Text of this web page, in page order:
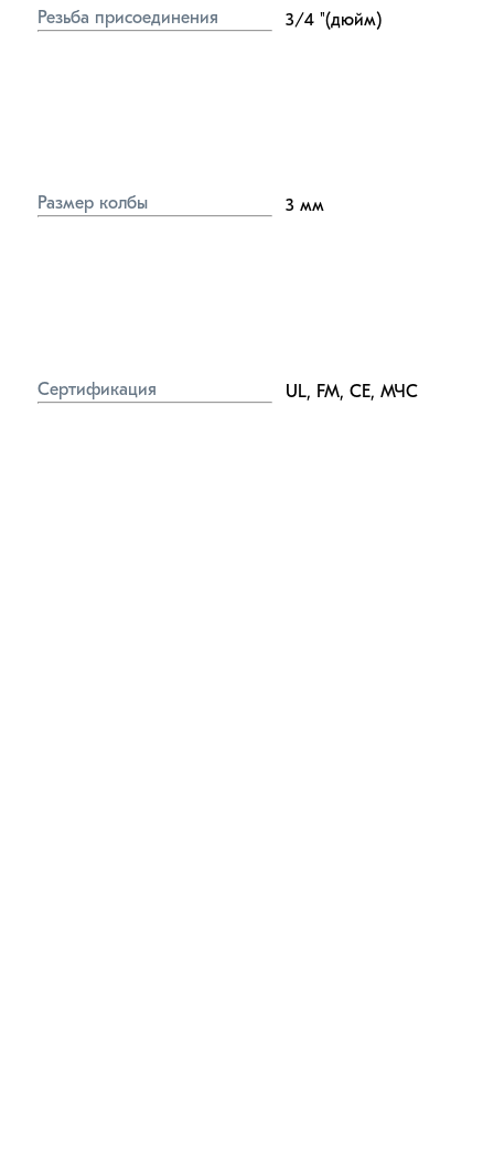
Резьба присоединения 3/4 "(дюйм)
Размер колбы 3 мм
Сертификация UL, FM, CE, МЧС